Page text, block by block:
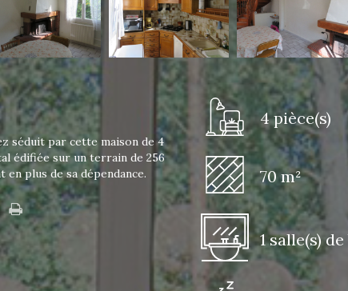
séduit par cette maison de 4
édifiée sur un terrain de 256
plus de sa dépendance.
4 pièce(s)
70 m²
1 salle(s)